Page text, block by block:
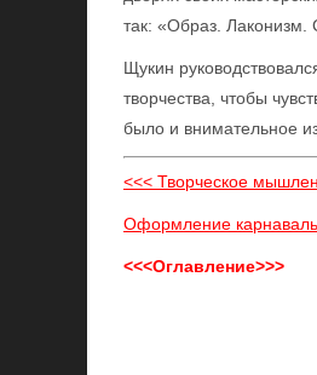
так: «Образ. Лаконизм.
Щукин
творчества, чтобы
было и внимательное
<<< Творческое
Оформление
<<<Оглавление>>>